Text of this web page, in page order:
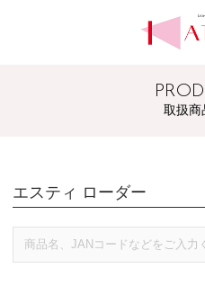
取扱商
エスティ ローダー